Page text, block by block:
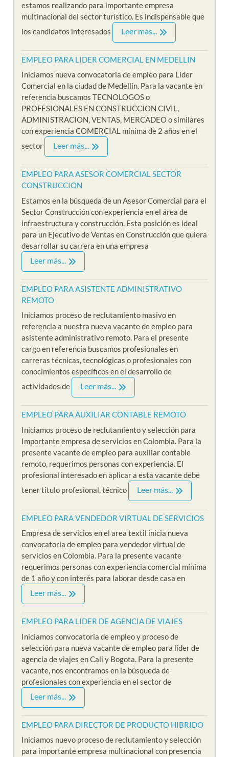
estamos realizando para importante empresa
multinacional del sector turístico. Es indispensable que
los candidatos interesados
Leer más...
EMPLEO PARA LIDER COMERCIAL EN MEDELLIN
Iniciamos nueva convocatoria de empleo para Lider
Comercial en la ciudad de Medellin. Para la vacante en
referencia buscamos TECNOLOGOS o
PROFESIONALES EN CONSTRUCCION CIVIL,
ADMINISTRACION, VENTAS, MERCADEO o similares
con experiencia COMERCIAL mínima de 2 años en el
sector
Leer más...
EMPLEO PARA ASESOR COMERCIAL SECTOR
CONSTRUCCION
Estamos en la búsqueda de un Asesor Comercial para el
Sector Construcción con experiencia en el área de
infraestructura y construcción. Esta posición es ideal
para un Ejecutivo de Ventas en Construcción que quiera
desarrollar su carrera en una empresa
Leer más...
EMPLEO PARA ASISTENTE ADMINISTRATIVO
REMOTO
Iniciamos proceso de reclutamiento masivo en
referencia a nuestra nueva vacante de empleo para
asistente administrativo remoto. Para el presente
cargo en referencia buscamos profesionales en
carreras técnicas, tecnológicas o profesionales con
conocimientos específicos en el desarrollo de
actividades de
Leer más...
EMPLEO PARA AUXILIAR CONTABLE REMOTO
Iniciamos proceso de reclutamiento y selección para
Importante empresa de servicios en Colombia. Para la
presente vacante de empleo para auxiliar contable
remoto, requerimos personas con experiencia. El
profesional interesado en aplicar a esta vacante debe
tener titulo profesional, técnico
Leer más...
EMPLEO PARA VENDEDOR VIRTUAL DE SERVICIOS
Empresa de servicios en el area textil inicia nueva
convocatoria de empleo para vendedor virtual de
servicios en Colombia. Para la presente vacante
requerimos personas con experiencia comercial mínima
de 1 año y con interés para laborar desde casa en
Leer más...
EMPLEO PARA LIDER DE AGENCIA DE VIAJES
Iniciamos convocatoria de empleo y proceso de
selección para nueva vacante de empleo para líder de
agencia de viajes en Cali y Bogota. Para la presente
vacante, nos encontramos en la búsqueda de
profesionales con experiencia en el sector de
Leer más...
EMPLEO PARA DIRECTOR DE PRODUCTO HIBRIDO
Iniciamos nuevo proceso de reclutamiento y selección
para importante empresa multinacional con presencia